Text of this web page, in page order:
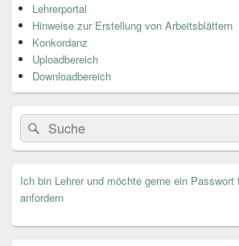
Seitenleisten
Widget-
Bereich
Lehrerportal
Hinweise zur Erstellung von Arbeitsblättern
Konkordanz
Uploadbereich
Downloadbereich
Search
for:
Suche
Ich bin Lehrer und möchte gerne ein Passwort
anfordern